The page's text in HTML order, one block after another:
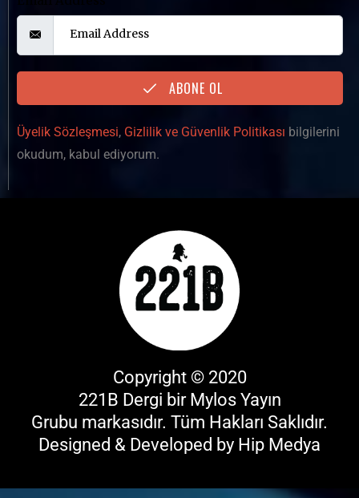
ABONE OL
Üyelik Sözleşmesi, Gizlilik ve Güvenlik Politikası bilgilerini
okudum, kabul ediyorum.
Copyright © 2020
221B Dergi bir Mylos Yayın
Grubu markasıdır. Tüm Hakları Saklıdır.
Designed & Developed by Hip Medya